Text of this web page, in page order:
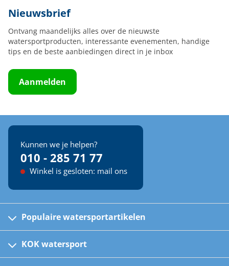
Nieuwsbrief
Ontvang maandelijks alles over de nieuwste
watersportproducten, interessante evenementen, handige
tips en de beste aanbiedingen direct in je inbox
Aanmelden
Kunnen we je helpen?
010 - 285 71 77
Winkel is gesloten: mail ons
Populaire watersportartikelen
Kinder reddingsvesten
Automatische reddingsvesten
KOK watersport